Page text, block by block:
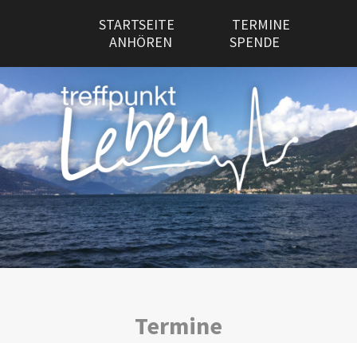
STARTSEITE
TERMINE
ANHÖREN
SPENDE
Termine